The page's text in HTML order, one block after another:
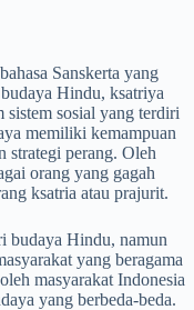
Sanskerta yang
Hindu, ksatriya
sistem sosial yang terdiri
memiliki kemampuan
strategi perang. Oleh
orang yang gagah
ksatria atau prajurit.
budaya Hindu, namun
yang beragama
masyarakat Indonesia
yang berbeda-beda.